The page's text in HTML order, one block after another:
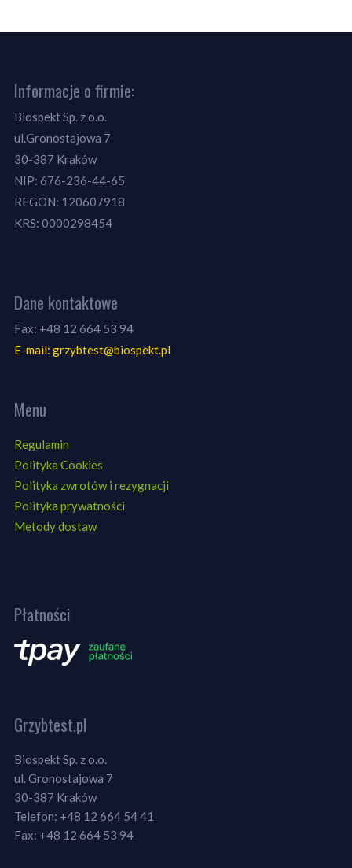
Informacje o firmie:
Biospekt Sp. z o.o.
ul.Gronostajowa 7
30-387 Kraków
NIP: 676-236-44-65
REGON: 120607918
KRS: 0000298454
Dane kontaktowe
Fax: +48 12 664 53 94
E-mail: grzybtest@biospekt.pl
Menu
Regulamin
Polityka Cookies
Polityka zwrotów i rezygnacji
Polityka prywatności
Metody dostaw
Płatności
Grzybtest.pl
Biospekt Sp. z o.o.
ul. Gronostajowa 7
30-387 Kraków
Telefon: +48 12 664 54 41
Fax: +48 12 664 53 94